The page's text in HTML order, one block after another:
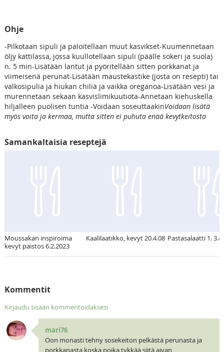
Ohje
-Pilkotaan sipuli ja paloitellaan muut kasvikset-Kuumennetaan
öljy kattilassa, jossa kuullotellaan sipuli (päälle sokeri ja suola)
n. 5 min-Lisätään lantut ja pyöritellään sitten porkkanat ja
viimeisenä perunat-Lisätään maustekastike (josta on resepti) tai
valkosipulia ja hiukan chiliä ja vaikka oreganoa-Lisätään vesi ja
murennetaan sekaan kasvislimikuutiota-Annetaan kiehuskella
hiljalleen puolisen tuntia -Voidaan soseuttaakinVoidaan lisätä
myös voita ja kermaa, mutta sitten ei puhuta enää kevytkeitosta
Samankaltaisia reseptejä
Moussakan inspiroima
kevyt paistos 6.2.2023
Kaalilaatikko, kevyt 20.4.08 Pastasalaatti 1.
Kommentit
Kirjaudu sisään kommentoidaksesi
mari76
Oon monasti tehny sosekeiton pelkästä perunasta ja
porkkanasta koska poika tykkää siitä aivan